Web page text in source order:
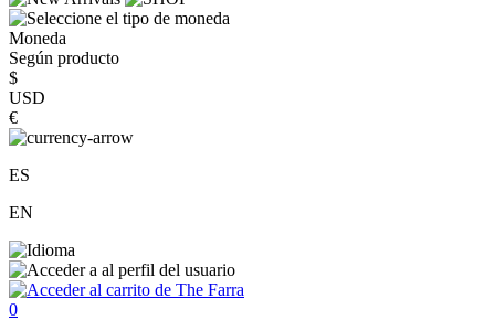
Moneda
Según producto
$
USD
€
ES
EN
0